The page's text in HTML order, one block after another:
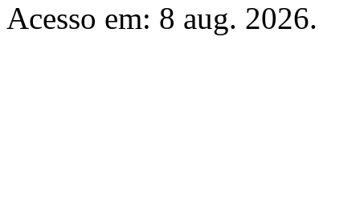
Acesso em: 8 aug. 2026.